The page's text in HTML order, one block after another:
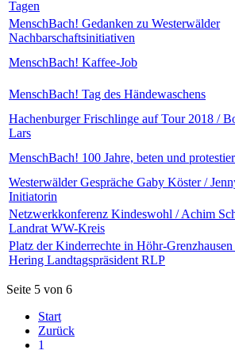
Tagen
MenschBach! Gedanken zu Westerwälder
Nachbarschaftsinitiativen
MenschBach! Kaffee-Job
MenschBach! Tag des Händewaschens
Hachenburger Frischlinge auf Tour 2018 /
Lars
MenschBach! 100 Jahre, beten und
Westerwälder Gespräche Gaby Köster /
Initiatorin
Netzwerkkonferenz Kindeswohl / Achim
Landrat WW-Kreis
Platz der Kinderrechte in Höhr-
Hering Landtagspräsident RLP
Seite 5 von 6
Start
Zurück
1